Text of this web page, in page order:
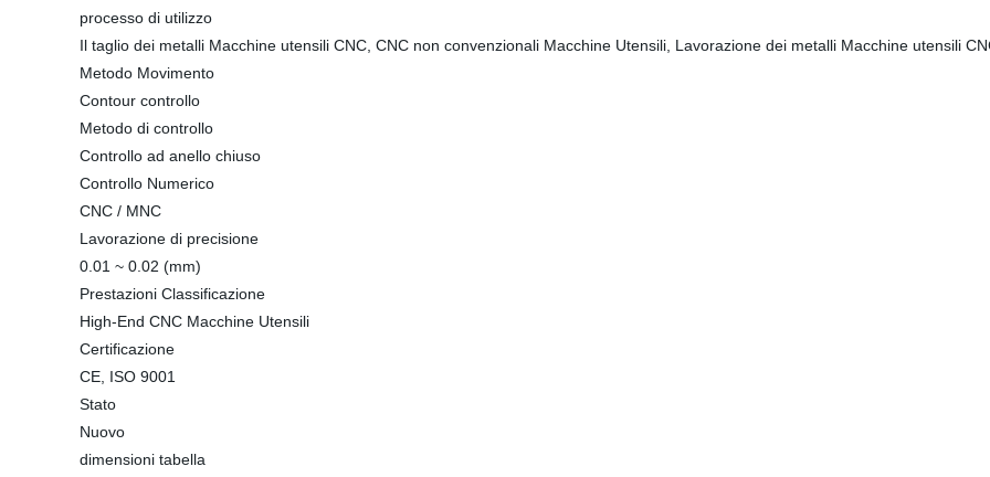
processo di utilizzo
Il taglio dei metalli Macchine utensili CNC, CNC non convenzionali Macchine Utensili, Lavorazione dei metalli Macchine utensili
Metodo Movimento
Contour controllo
Metodo di controllo
Controllo ad anello chiuso
Controllo Numerico
CNC / MNC
Lavorazione di precisione
0.01 ~ 0.02 (mm)
Prestazioni Classificazione
High-End CNC Macchine Utensili
Certificazione
CE, ISO 9001
Stato
Nuovo
dimensioni tabella